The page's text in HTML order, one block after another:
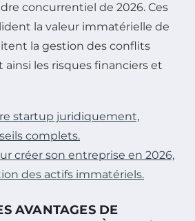
concurrentiel de 2026. Ces
la valeur immatérielle de
la gestion des conflits
les risques financiers et
startup juridiquement,
complets.
créer son entreprise en 2026,
des actifs immatériels.
AVANTAGES DE